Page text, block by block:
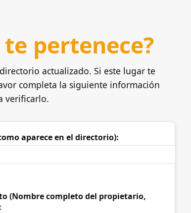
pertenece?
actualizado. Si este lugar te
completa la siguiente información
verificarlo.
aparece en el directorio):
(Nombre completo del propietario,